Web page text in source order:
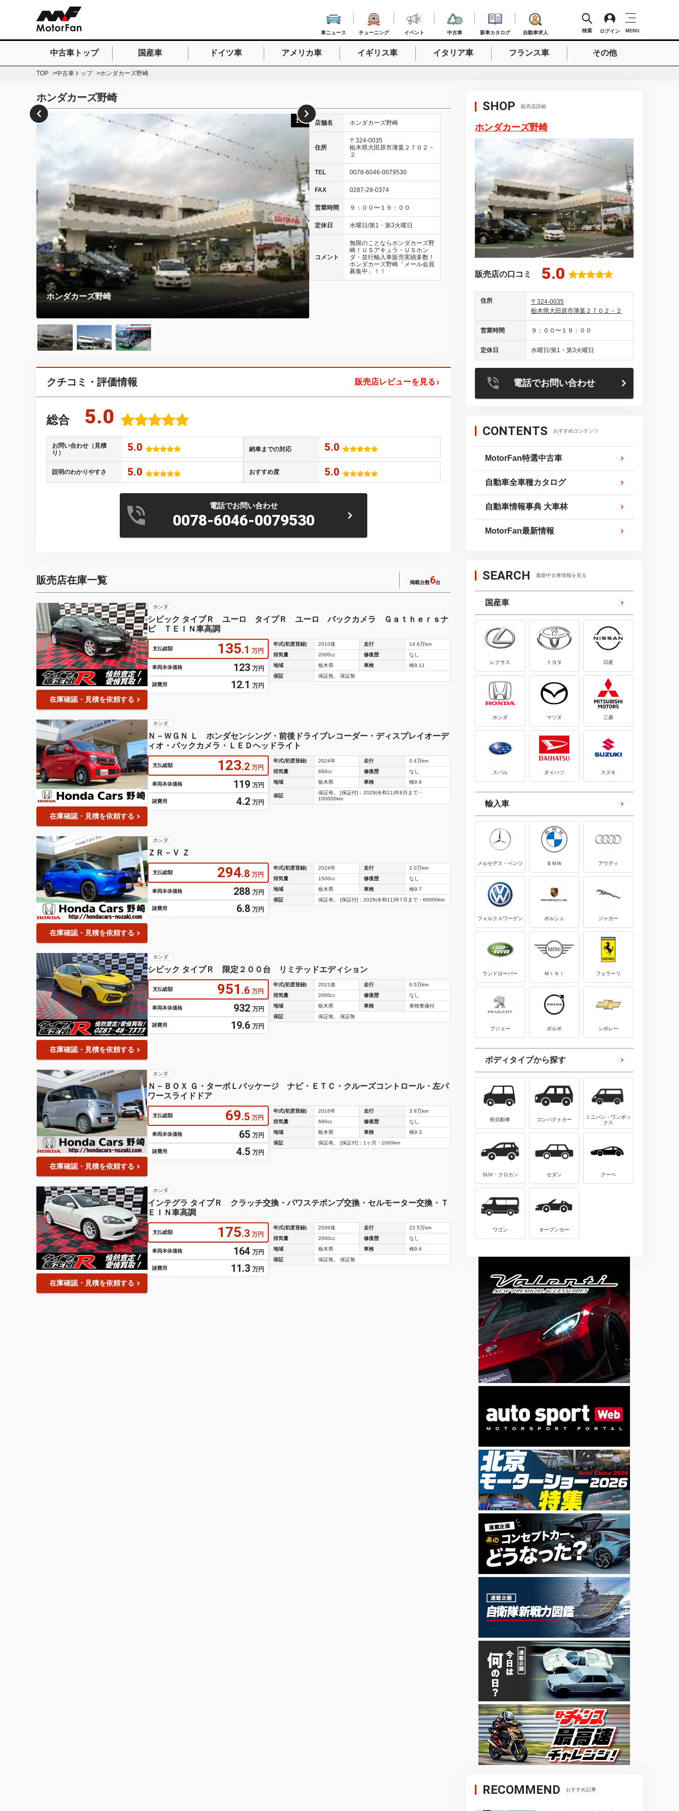
車ニュース チューニング イベント 中古車 新車カタログ 自動車求人 検索 ログイン MENU
検索したいキーワードを入力
中古車トップ 国産車 ドイツ車 アメリカ車 イギリス車 イタリア車 フランス車 その他
TOP 中古車トップ ホンダカーズ野崎
ホンダカーズ野崎
ホンダカーズ野崎
タイプＲ・Ｓ２０００などスポーツ系を得意とし、ホンダをとことん
1/3 店舗名 ホンダカーズ野崎
住所
〒324-0035
栃木県大田原市薄葉２７０２－
２
TEL 0078-6046-0079530
FAX 0287-29-0374
営業時間 ９：００〜１９：００
定休日 水曜日/第1・第3火曜日
コメント
無限のことならホンダカーズ野
崎！ＵＳアキュラ・ＵＳホン
ダ・並行輸入車販売実績多数！
ホンダカーズ野崎「メール会員
募集中」！！
クチコミ・評価情報 販売店レビューを見る
総合 5.0
お問い合わせ（見積
り）
5.0 納車までの対応 5.0
説明のわかりやすさ 5.0 おすすめ度 5.0
電話でお問い合わせ
0078-6046-0079530
販売店在庫一覧 掲載台数6台
在庫確認・見積を依頼する
ホンダ
シビック タイプＲ ユーロ タイプＲ ユーロ バックカメラ Ｇａｔｈｅｒｓナ
ビ ＴＥＩＮ車高調
支払総額 135.1 万円
車両本体価格 123 万円
諸費用 12.1 万円
年式(初度登録) 2010後 走行
14.6万km
排気量
2000cc 修復歴
なし
地域
栃木県 車検
検9.11
保証
保証無。 保証無
在庫確認・見積を依頼する
ホンダ
Ｎ－ＷＧＮ Ｌ ホンダセンシング・前後ドライブレコーダー・ディスプレイオーデ
ィオ・バックカメラ・ＬＥＤヘッドライト
支払総額 123.2 万円
車両本体価格 119 万円
諸費用 4.2 万円
年式(初度登録) 2024年 走行
0.4万km
排気量
660cc 修復歴
なし
地域
栃木県 車検 検9.8
保証
保証有。 [保証付]：2029(令和11)年8月まで・
100000km
在庫確認・見積を依頼する
ホンダ
ＺＲ－Ｖ Ｚ
支払総額 294.8 万円
車両本体価格 288 万円
諸費用 6.8 万円
年式(初度登録) 2024年 走行
2.0万km
排気量
1500cc 修復歴
なし
地域
栃木県 車検
検9.7
保証
保証有。 [保証付]：2029(令和11)年7月まで・60000km
在庫確認・見積を依頼する
ホンダ
シビック タイプＲ 限定２００台 リミテッドエディション
支払総額 951 .6 万円
車両本体価格 932 万円
諸費用 19.6 万円
年式(初度登録) 2021後 走行
0.5万km
排気量
2000cc 修復歴
なし
地域
栃木県 車検
車検整備付
保証
保証無。 保証無
在庫確認・見積を依頼する
ホンダ
Ｎ－ＢＯＸ Ｇ・ターボＬパッケージ ナビ・ＥＴＣ・クルーズコントロール・左パ
ワースライドドア
支払総額 69.5 万円
車両本体価格 65 万円
諸費用 4.5 万円
年式(初度登録) 2016年 走行
3.9万km
排気量
660cc 修復歴
なし
地域
栃木県 車検
検9.3
保証
保証有。 [保証付]：1ヶ月・1000km
在庫確認・見積を依頼する
ホンダ
インテグラ タイプＲ クラッチ交換・パワステポンプ交換・セルモーター交換・Ｔ
ＥＩＮ車高調
支払総額 175.3 万円
車両本体価格 164 万円
諸費用 11.3 万円
年式(初度登録) 2006後 走行
22.5万km
排気量
2000cc 修復歴
なし
地域
栃木県 車検
検9.6
保証
保証無。 保証無
SHOP 販売店詳細
ホンダカーズ野崎
販売店の口コミ 5.0
住所
〒324-0035
栃木県大田原市薄葉２７０２－２
営業時間 ９：００〜１９：００
定休日 水曜日/第1・第3火曜日
電話でお問い合わせ
CONTENTS おすすめコンテンツ
MotorFan特選中古車
自動車全車種カタログ
自動車情報事典 大車林
MotorFan最新情報
SEARCH 最新中古車情報を見る
国産車
レクサス トヨタ 日産
ホンダ マツダ 三菱
スバル ダイハツ スズキ
輸入車
メルセデス・ベンツ ＢＭＷ アウディ
フォルクスワーゲン ポルシェ ジャガー
ランドローバー ＭＩＮＩ フェラーリ
プジョー ボルボ シボレー
ボディタイプから探す
軽自動車 コンパクトカー
ミニバン・ワンボッ
クス
SUV・クロカン セダン クーペ
ワゴン オープンカー
RECOMMEND おすすめ記事